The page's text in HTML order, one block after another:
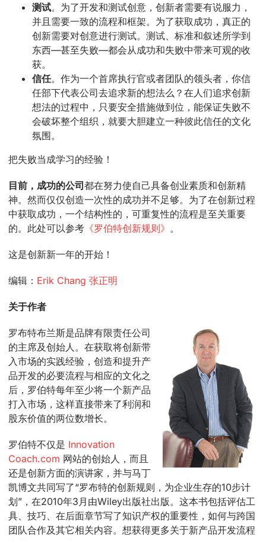
测试。为了开发和测试创意，创新者需要有说服力，
并且需要一致的流程和框架。为了获取成功，真正的
创新需要对创意进行测试。测试、标准和叙述所学到
东西—甚至失败—都会从成功和失败中带来可观的收
获。
信任。作为一个首席执行官或者团队的领头者，你信
任部下代表公司去追求新的想法么？在人们追求创新
想法的过程中，只要安全措施做到位，能保证失败不
会破坏整个组织，就要大胆建立一种彼此信任的文化
氛围。
把失败当成学习的经验！
目前，成功的公司都在努力使自己具备创业素质和创新精
神。然而仅仅创造一次性的成功并不足够。为了在创新过程
中获取成功，一个结构性的，可重复性的流程是至关重要
的。此处可以参考 《罗伯特创新规则》 。
这是创新新一年的开始！
编辑： Erik Chang 张正明
关于作者
罗布特布兰斯是品牌有限责任公司
的主席及创始人。在获取将创新带
入市场的实践经验，创造和提升产
品开发的必要流程与相应的文化之
后，罗伯特每年至少将一个新产品
打入市场，这样直接带来了利润和
股东价值的两位数增长。
罗伯特不仅是 Innovation
Coach.com 网站的创始人，而且
还是创新方面的演讲家，并与马丁
凯博文共同写了“罗布特的创新规则，为企业生存的10步计
划”，在2010年3月由Wiley出版社出版。这本书包括评估工
具、技巧、在后面章节写了知识产权的重要性，如何与跨国
团队合作及其它相关内容。想获得更多关于新产品开发流程